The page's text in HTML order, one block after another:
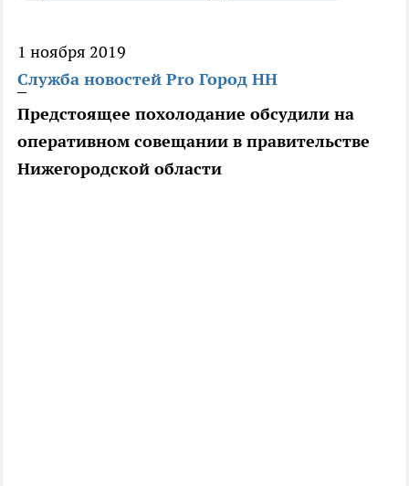
1 ноября 2019
Служба новостей Pro Город НН
Предстоящее похолодание обсудили на
оперативном совещании в правительстве
Нижегородской области